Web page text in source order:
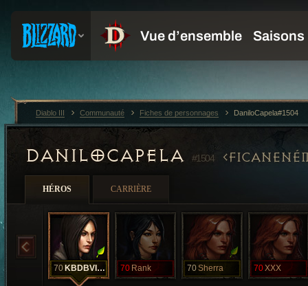
DANILOCAPELA #1504
HÉROS CARRIÈRE
70 KBDBVIUD 70 Rank 70Sherra 70XXX
Diablo III Communauté Fiches de personnages DaniloCapela#1504